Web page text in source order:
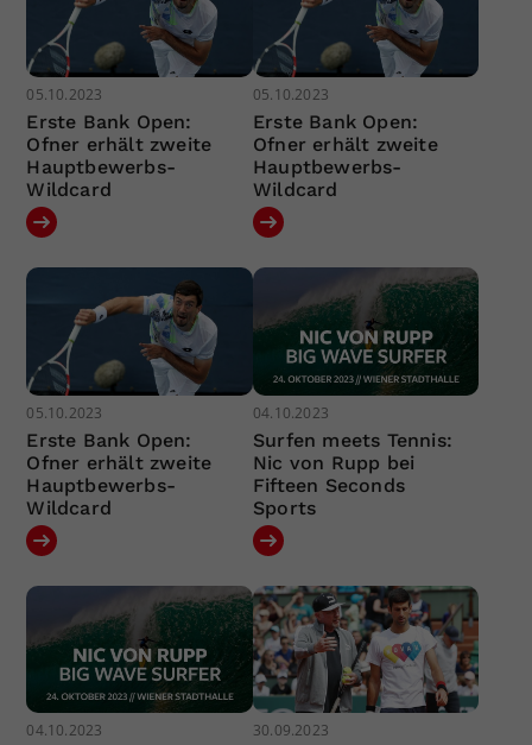
05.10.2023
Erste Bank Open:
Ofner erhält zweite
Hauptbewerbs-
Wildcard
05.10.2023
Erste Bank Open:
Ofner erhält zweite
Hauptbewerbs-
Wildcard
05.10.2023
Erste Bank Open:
Ofner erhält zweite
Hauptbewerbs-
Wildcard
04.10.2023
Surfen meets Tennis:
Nic von Rupp bei
Fifteen Seconds
Sports
04.10.2023 30.09.2023